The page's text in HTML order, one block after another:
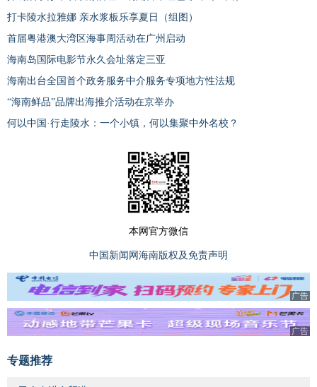
打卡陵水拉雅娜 亲水浆板乐享夏日（组图）
首届粤港澳大湾区海事周活动在广州启动
海南岛国际电影节永久会址落定三亚
海南出台全国首个政务服务中介服务专项地方性法规
“海南鲜品”品牌出海推介活动在京举办
何以中国·行走陵水：一个小镇，何以集聚中外名校？
本网官方微信
中国新闻网海南版权及免责声明
广告
广告
专题推荐